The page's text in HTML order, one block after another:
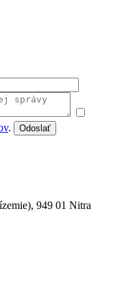
. Odoslať
949 01 Nitra